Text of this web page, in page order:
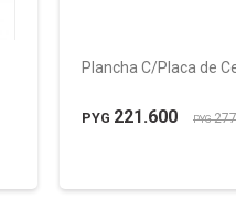
Plancha C/Placa de
PYG 221.600 PYG